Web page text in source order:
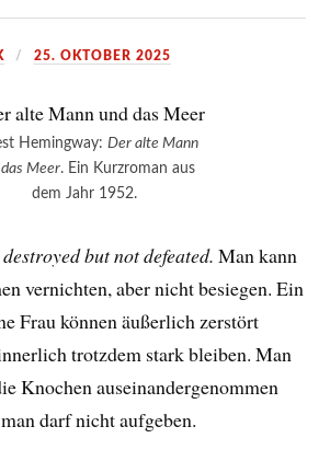
25. OKTOBER 2025
Hemingway: Der alte Mann
Meer. Ein Kurzroman aus
dem Jahr 1952.
but not defeated. Man kann
vernichten, aber nicht besiegen. Ein
Frau können äußerlich zerstört
trotzdem stark bleiben. Man
Knochen auseinandergenommen
darf nicht aufgeben.